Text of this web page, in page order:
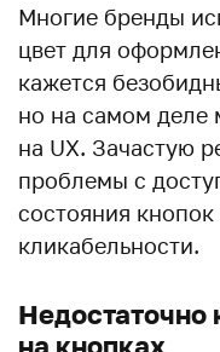
Многие бренды
цвет для
кажется
но на самом деле
на UX. Зачастую
проблемы с
состояния
кликабельности.
Недостаточно